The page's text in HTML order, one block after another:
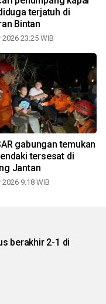
terjatuh di
Bintan
2026 23:25 WIB
gabungan temukan
tersesat di
Jantan
2026 9:18 WIB
berakhir 2-1 di